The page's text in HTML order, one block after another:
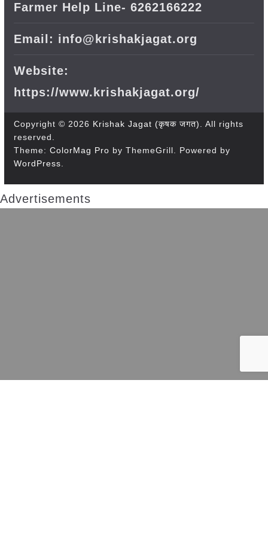
Farmer Help Line- 6262166222
Email: info@krishakjagat.org
Website:
https://www.krishakjagat.org/
Copyright © 2026 Krishak Jagat (कृषक जगत)
. All rights
reserved.
Theme: ColorMag Pro by ThemeGrill. Powered by
WordPress
Advertisements